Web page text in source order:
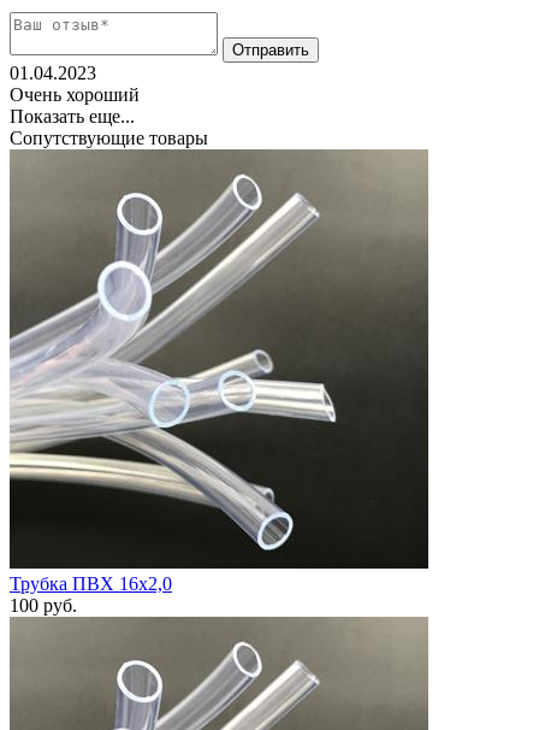
01.04.2023
Очень хороший
Показать еще...
Сопутствующие товары
Трубка ПВХ 16х2,0
100 руб.